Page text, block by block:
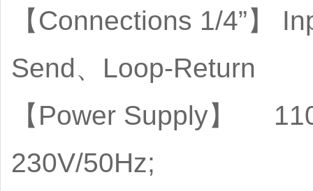
【Connections 1/4”】
Send、Loop-Return
【Power Supply】
230V/50Hz;